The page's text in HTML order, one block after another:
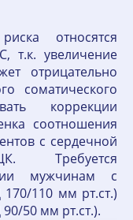
относятся
т.к. увеличение
отрицательно
соматического
коррекции
соотношения
с сердечной
Требуется
мужчинам с
110 мм рт.ст.)
50 мм рт.ст.).